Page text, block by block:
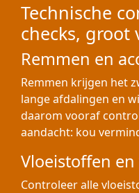
Technische
checks, groot
Remmen en
Remmen krijgen het
lange afdalingen en
daarom vooraf
aandacht: kou
Vloeistoffen
Controleer alle